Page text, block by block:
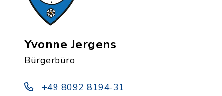
Yvonne Jergens
Bürgerbüro
+49 8092 8194-31